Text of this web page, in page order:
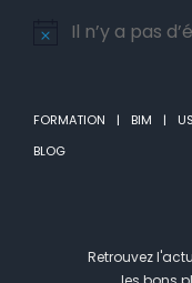
Notice
Il n’y a pas
FORMATION BIM
BLOG
Retrouvez